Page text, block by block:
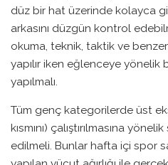
düz bir hat üzerinde kolayca
arkasını düzgün kontrol
okuma, teknik, taktik ve benzer
yapılır iken eğlenceye yönelik
yapılmalı.
Tüm genç kategorilerde üst
kısmını) çalıştırılmasına
edilmeli. Bunlar hafta içi spor